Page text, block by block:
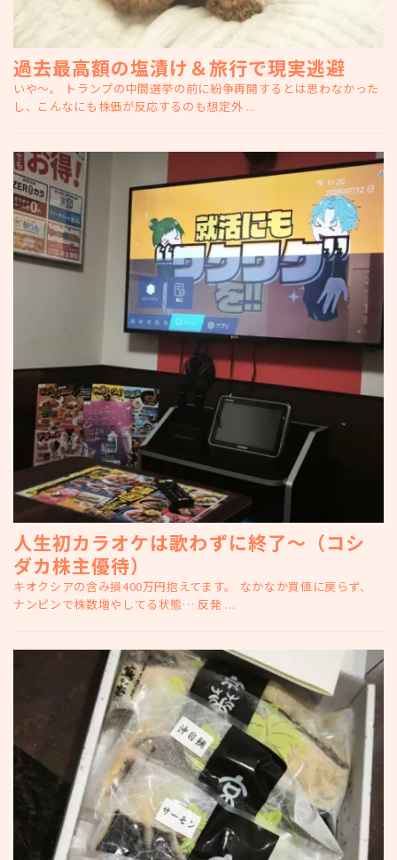
過去最高額の塩漬け＆旅行で現実逃避
いや～。 トランプの中間選挙の前に紛争再開するとは思わなかった
し、こんなにも株価が反応するのも想定外 ...
人生初カラオケは歌わずに終了～（コシ
ダカ株主優待）
キオクシアの含み損400万円抱えてます。 なかなか買値に戻らず、
ナンピンで株数増やしてる状態… 反発 ...